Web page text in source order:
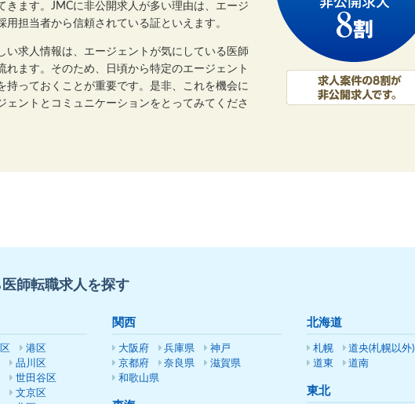
きます。JMCに非公開求人が多い理由は、エージ
用担当者から信頼されている証といえます。
い求人情報は、エージェントが気にしている医師
れます。そのため、日頃から特定のエージェント
持っておくことが重要です。是非、これを機会に
ェントとコミュニケーションをとってみてくださ
師転職求人を探す
港区
品川区
世田谷区
文京区
関西
大阪府 兵庫県
神戸
京都府
奈良県
滋賀県
和歌山県
北海道
札幌 道央(札幌以外)
道東
道南
東北